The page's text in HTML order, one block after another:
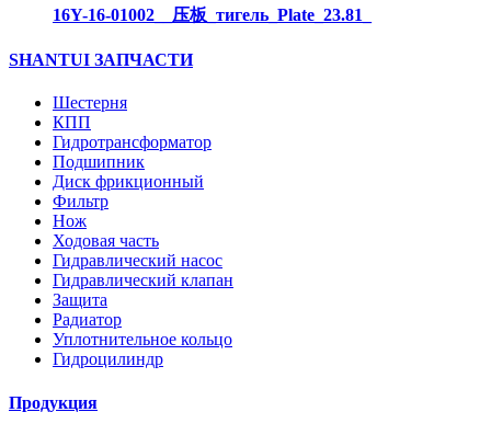
16Y-16-01002__压板_тигель_Plate_23.81_
SHANTUI ЗАПЧАСТИ
Шестерня
КПП
Гидротрансформатор
Подшипник
Диск фрикционный
Фильтр
Нож
Ходовая часть
Гидравлический насос
Гидравлический клапан
Защита
Радиатор
Уплотнительное кольцо
Гидроцилиндр
Продукция